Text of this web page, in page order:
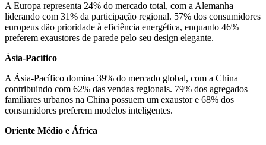
A Europa representa 24% do mercado total, com a Alemanha
liderando com 31% da participação regional. 57% dos consumidores
europeus dão prioridade à eficiência energética, enquanto 46%
preferem exaustores de parede pelo seu design elegante.
Ásia-Pacífico
A Ásia-Pacífico domina 39% do mercado global, com a China
contribuindo com 62% das vendas regionais. 79% dos agregados
familiares urbanos na China possuem um exaustor e 68% dos
consumidores preferem modelos inteligentes.
Oriente Médio e África